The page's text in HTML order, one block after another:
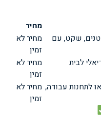
מחיר
שקט, עם
מחיר לא
זמין
לבית
מחיר לא
זמין
לתחנות עבודה, מחיר לא
זמין